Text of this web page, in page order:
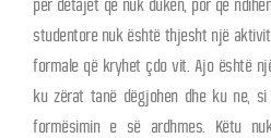
studentore nuk është thjesht një
formale që kryhet çdo vit. Ajo është
ku zërat tanë dëgjohen dhe ku ne,
formësimin e së ardhmes. Këtu